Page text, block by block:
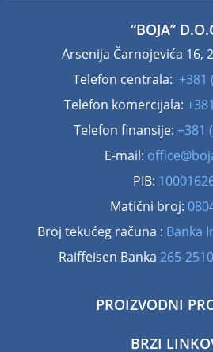
“BOJA”
Arsenija Čarnojevića 16,
Telefon centrala: +381
Telefon komercijala:
Telefon finansije: +381
E-mail:
PIB:
Matični broj:
Broj tekućeg računa : Banka
Raiffeisen Banka 265-
PROIZVODNI
BRZI